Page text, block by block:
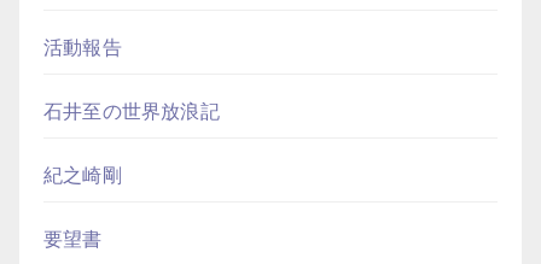
活動報告
石井至の世界放浪記
紀之崎剛
要望書